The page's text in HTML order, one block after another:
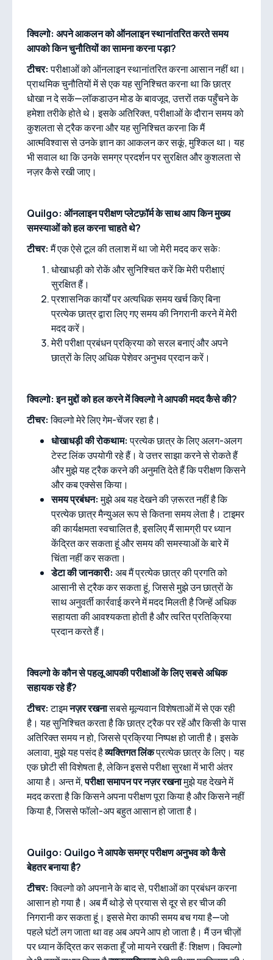
क्विल्गो: अपने आकलन को ऑनलाइन स्थानांतरित करते समय
आपको किन चुनौतियों का सामना करना पड़ा?
टीचर:परीक्षाओं को ऑनलाइन स्थानांतरित करना आसान नहीं था।
प्राथमिक चुनौतियों में से एक यह सुनिश्चित करना था कि छात्र
धोखा न दे सकें—लॉकडाउन मोड के बावजूद, उत्तरों तक पहुँचने के
हमेशा तरीके होते थे। इसके अतिरिक्त, परीक्षाओं के दौरान समय को
कुशलता से ट्रैक करना और यह सुनिश्चित करना कि मैं
आत्मविश्वास से उनके ज्ञान का आकलन कर सकूं, मुश्किल था। यह
भी सवाल था कि उनके समग्र प्रदर्शन पर सुरक्षित और कुशलता से
नज़र कैसे रखी जाए।
Quilgo: ऑनलाइन परीक्षण प्लेटफ़ॉर्म के साथ आप किन मुख्य
समस्याओं को हल करना चाहते थे?
टीचर:मैं एक ऐसे टूल की तलाश में था जो मेरी मदद कर सके:
धोखाधड़ी को रोकें और सुनिश्चित करें कि मेरी परीक्षाएं
सुरक्षित हैं।
प्रशासनिक कार्यों पर अत्यधिक समय खर्च किए बिना
प्रत्येक छात्र द्वारा लिए गए समय की निगरानी करने में मेरी
मदद करें।
मेरी परीक्षा प्रबंधन प्रक्रिया को सरल बनाएं और अपने
छात्रों के लिए अधिक पेशेवर अनुभव प्रदान करें।
क्विल्गो: इन मुद्दों को हल करने में क्विल्गो ने आपकी मदद कैसे की?
टीचर:क्विल्गो मेरे लिए गेम-चेंजर रहा है।
धोखाधड़ी की रोकथाम:प्रत्येक छात्र के लिए अलग-अलग
टेस्ट लिंक उपयोगी रहे हैं। वे उत्तर साझा करने से रोकते हैं
और मुझे यह ट्रैक करने की अनुमति देते हैं कि परीक्षण किसने
और कब एक्सेस किया।
समय प्रबंधन:मुझे अब यह देखने की ज़रूरत नहीं है कि
प्रत्येक छात्र मैन्युअल रूप से कितना समय लेता है। टाइमर
की कार्यक्षमता स्वचालित है, इसलिए मैं सामग्री पर ध्यान
केंद्रित कर सकता हूं और समय की समस्याओं के बारे में
चिंता नहीं कर सकता।
डेटा की जानकारी: अब मैं प्रत्येक छात्र की प्रगति को
आसानी से ट्रैक कर सकता हूं, जिससे मुझे उन छात्रों के
साथ अनुवर्ती कार्रवाई करने में मदद मिलती है जिन्हें अधिक
सहायता की आवश्यकता होती है और त्वरित प्रतिक्रिया
प्रदान करते हैं।
क्विल्गो के कौन से पहलू आपकी परीक्षाओं के लिए सबसे अधिक
सहायक रहे हैं?
टीचर:टाइमनज़र रखनासबसे मूल्यवान विशेषताओं में से एक रही
है। यह सुनिश्चित करता है कि छात्र ट्रैक पर रहें और किसी के पास
अतिरिक्त समय न हो, जिससे प्रक्रिया निष्पक्ष हो जाती है। इसके
अलावा, मुझे यह पसंद हैव्यक्तिगत लिंकप्रत्येक छात्र के लिए। यह
एक छोटी सी विशेषता है, लेकिन इससे परीक्षा सुरक्षा में भारी अंतर
आया है। अन्त में,परीक्षा समापन पर नज़र रखनामुझे यह देखने में
मदद करता है कि किसने अपना परीक्षण पूरा किया है और किसने नहीं
किया है, जिससे फॉलो-अप बहुत आसान हो जाता है।
Quilgo: Quilgo ने आपके समग्र परीक्षण अनुभव को कैसे
बेहतर बनाया है?
टीचर:क्विल्गो को अपनाने के बाद से, परीक्षाओं का प्रबंधन करना
आसान हो गया है। अब मैं थोड़े से प्रयास से दूर से हर चीज की
निगरानी कर सकता हूं। इससे मेरा काफी समय बच गया है—जो
पहले घंटों लग जाता था वह अब अपने आप हो जाता है। मैं उन चीज़ों
पर ध्यान केंद्रित कर सकता हूँ जो मायने रखती हैं: शिक्षण। क्विल्गो